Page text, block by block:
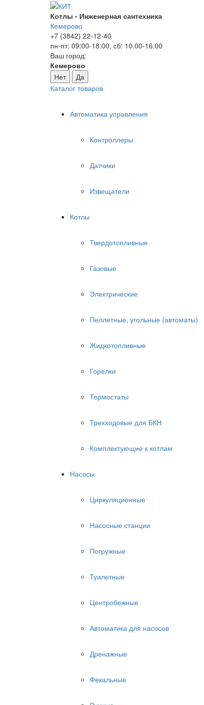
Котлы - Инженерная сантехника
Кемерово
+7 (3842) 22-12-40
пн-пт: 09:00-18:00, сб: 10.00-16.00
Ваш город:
Кемерово
Нет
Да
Каталог товаров
Автоматика управления
Контроллеры
Датчики
Извещатели
Котлы
Твердотопливные
Газовые
Электрические
Пеллетные, угольные (автоматы)
Жидкотопливные
Горелки
Термостаты
Трехходовые для БКН
Комплектующие к котлам
Насосы
Циркуляционные
Насосные станции
Погружные
Туалетные
Центробежные
Автоматика для насосов
Дренажные
Фекальные